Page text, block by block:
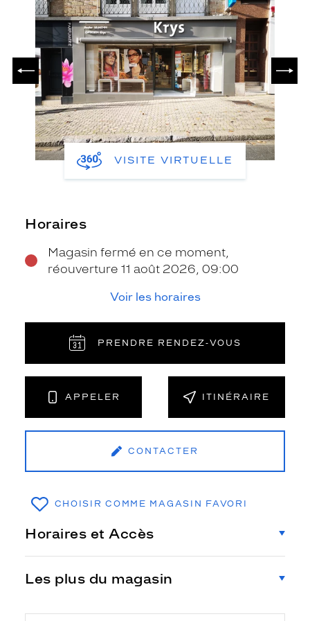
PRÉCÉDENT
VISITE VIRTUELLE
Horaires
Magasin fermé en ce moment,
réouverture 11 août 2026, 09:00
Voir les horaires
PRENDRE RENDEZ‑VOUS
APPELER ITINÉRAIRE
CONTACTER
CHOISIR COMME MAGASIN FAVORI
Horaires et Accès
Les plus du magasin